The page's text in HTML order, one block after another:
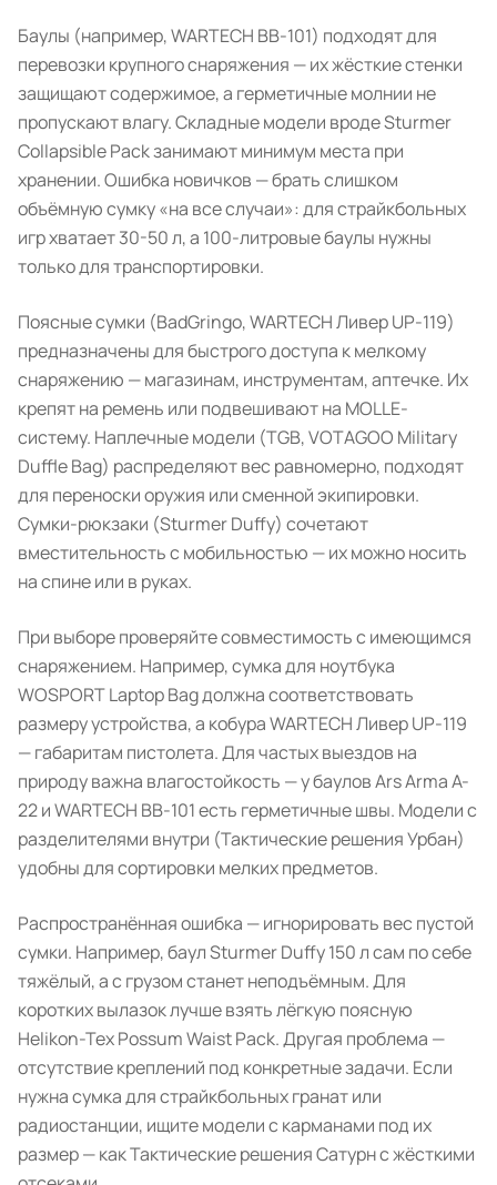
Баулы (например, WARTECH BB-101) подходят для
перевозки крупного снаряжения — их жёсткие стенки
защищают содержимое, а герметичные молнии не
пропускают влагу. Складные модели вроде Sturmer
Collapsible Pack занимают минимум места при
хранении. Ошибка новичков — брать слишком
объёмную сумку «на все случаи»: для страйкбольных
игр хватает 30-50 л, а 100-литровые баулы нужны
только для транспортировки.
Поясные сумки (BadGringo, WARTECH Ливер UP-119)
предназначены для быстрого доступа к мелкому
снаряжению — магазинам, инструментам, аптечке. Их
крепят на ремень или подвешивают на MOLLE-
систему. Наплечные модели (TGB, VOTAGOO Military
Duffle Bag) распределяют вес равномерно, подходят
для переноски оружия или сменной экипировки.
Сумки-рюкзаки (Sturmer Duffy) сочетают
вместительность с мобильностью — их можно носить
на спине или в руках.
При выборе проверяйте совместимость с имеющимся
снаряжением. Например, сумка для ноутбука
WOSPORT Laptop Bag должна соответствовать
размеру устройства, а кобура WARTECH Ливер UP-119
— габаритам пистолета. Для частых выездов на
природу важна влагостойкость — у баулов Ars Arma A-
22 и WARTECH BB-101 есть герметичные швы. Модели с
разделителями внутри (Тактические решения Урбан)
удобны для сортировки мелких предметов.
Распространённая ошибка — игнорировать вес пустой
сумки. Например, баул Sturmer Duffy 150 л сам по себе
тяжёлый, а с грузом станет неподъёмным. Для
коротких вылазок лучше взять лёгкую поясную
Helikon-Tex Possum Waist Pack. Другая проблема —
отсутствие креплений под конкретные задачи. Если
нужна сумка для страйкбольных гранат или
радиостанции, ищите модели с карманами под их
размер — как Тактические решения Сатурн с жёсткими